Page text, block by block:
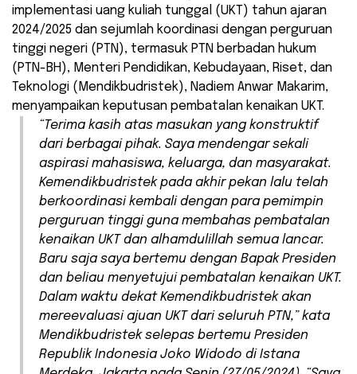
implementasi uang kuliah tunggal (UKT) tahun ajaran
2024/2025 dan sejumlah koordinasi dengan perguruan
tinggi negeri (PTN), termasuk PTN berbadan hukum
(PTN-BH), Menteri Pendidikan, Kebudayaan, Riset, dan
Teknologi (Mendikbudristek), Nadiem Anwar Makarim,
menyampaikan keputusan pembatalan kenaikan UKT.
“Terima kasih atas masukan yang konstruktif
dari berbagai pihak. Saya mendengar sekali
aspirasi mahasiswa, keluarga, dan masyarakat.
Kemendikbudristek pada akhir pekan lalu telah
berkoordinasi kembali dengan para pemimpin
perguruan tinggi guna membahas pembatalan
kenaikan UKT dan alhamdulillah semua lancar.
Baru saja saya bertemu dengan Bapak Presiden
dan beliau menyetujui pembatalan kenaikan UKT.
Dalam waktu dekat Kemendikbudristek akan
mereevaluasi ajuan UKT dari seluruh PTN,” kata
Mendikbudristek selepas bertemu Presiden
Republik Indonesia Joko Widodo di Istana